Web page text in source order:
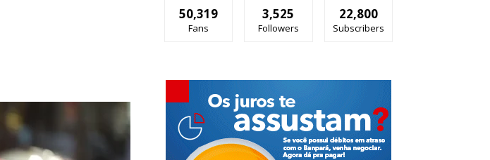
50,319
Fans
3,525
Followers
22,800
Subscribers